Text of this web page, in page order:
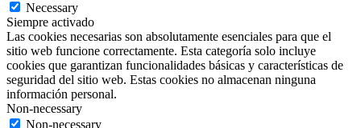
Necessary
Siempre activado
Las cookies necesarias son absolutamente esenciales para que el
sitio web funcione correctamente. Esta categoría solo incluye
cookies que garantizan funcionalidades básicas y características de
seguridad del sitio web. Estas cookies no almacenan ninguna
información personal.
Non-necessary
Non-necessary